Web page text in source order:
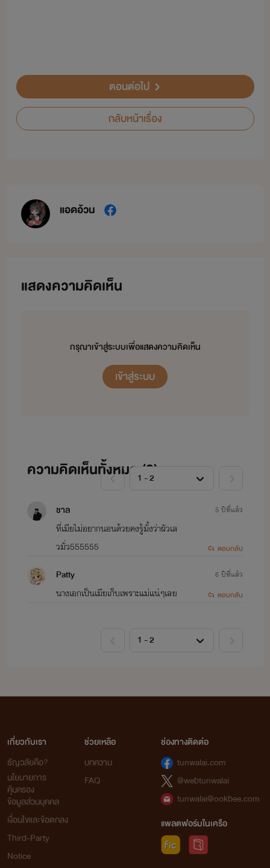
ตอนต่อไป
กลับหน้าเรื่อง
แอดอ้วน
แสดงความคิดเห็น
กรุณาเข้าสู่ระบบเพื่อแสดงความคิดเห็น
เข้าสู่ระบบ
ความคิดเห็นทั้งหมด (2)
ชาล
ที่เมียไม่อยากนอนด้วยคงรู้มั้งว่าผัวเล
วมั่ว555555
5 ปีที่แล้ว
ตอบกลับ
Patty
นางเอกเป็นเมียเก็บเพราะแม่แน่ๆเลย
6 ปีที่แล้ว
ตอบกลับ
เกี่ยวกับเรา
ธัญวลัยคือ?
นโยบายการ
คุ้มครอง
ข้อมูลส่วนบุคคล
เงื่อนไขและข้อตกลง
Third-Party
Notice
ช่วยเหลือ
บทความ
FAQ
ช่องทางติดต่อ
tunwalai.com
@webtunwalai
tunwalai@ookbee.com
แพลตฟอร์มในเครือ